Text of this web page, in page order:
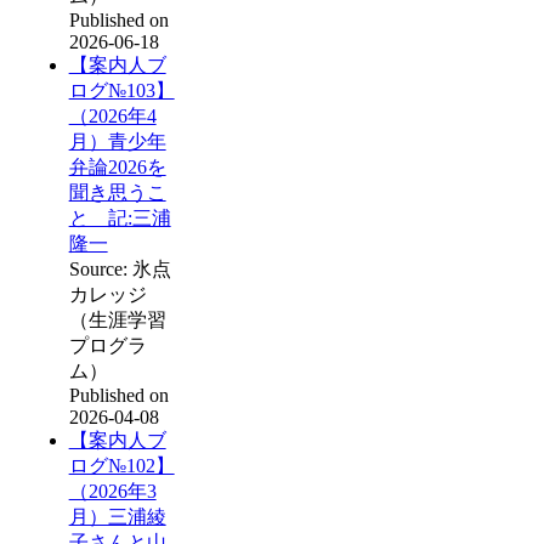
Published on
2026-06-18
【案内人ブ
ログ№103】
（2026年4
月）青少年
弁論2026を
聞き思うこ
と 記:三浦
隆一
Source: 氷点
カレッジ
（生涯学習
プログラ
ム）
Published on
2026-04-08
【案内人ブ
ログ№102】
（2026年3
月）三浦綾